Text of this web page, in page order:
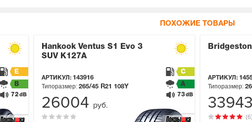
ПОХОЖИЕ ТОВАРЫ
E
B
72 dB
Hankook Ventus S1 Evo 3
SUV K127A
АРТИКУЛ: 143916
Типоразмер: 265/45 R21 108Y
C
A
73 dB
26004 руб.
АРТИКУЛ:
(6)
Типоразмер:
33943